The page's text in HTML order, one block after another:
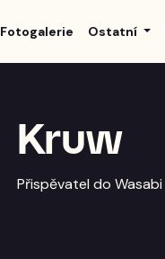
Fotogalerie Ostatní
Kruw
Přispěvatel do